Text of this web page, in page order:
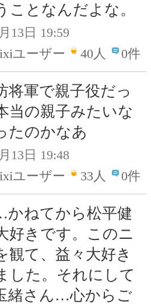
ことなんだよな。
13日 19:59
ユーザー
40人 0件
将軍で親子役だっ
当の親子みたいな
たのかなあ
13日 19:48
ユーザー
33人 0件
かねてから松平健
好きです。このニ
観て、益々大好き
した。それにして
緒さん…心からご